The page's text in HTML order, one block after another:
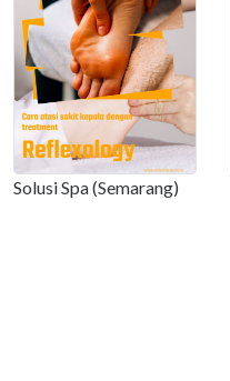
Solusi Spa (Semarang)